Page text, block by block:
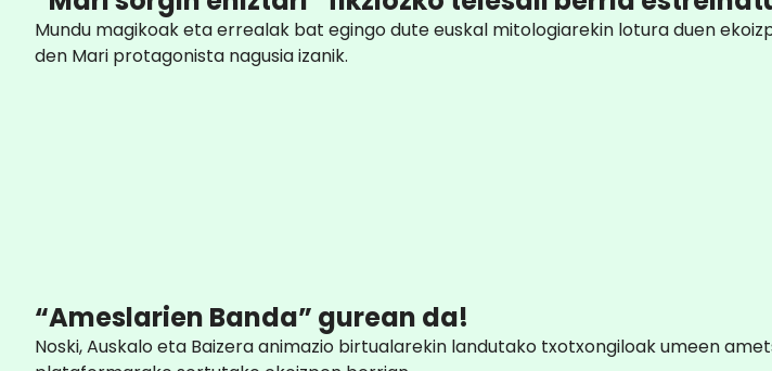
Mundu magikoak eta errealak bat egingo dute euskal mitologiarekin lotura duen
den Mari protagonista nagusia izanik.
“Ameslarien Banda” gurean da!
Noski, Auskalo eta Baizera animazio birtualarekin landutako txotxongiloak umeen